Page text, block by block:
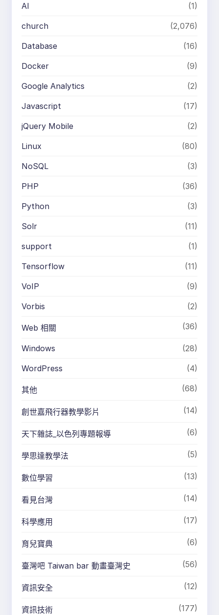
AI (1)
church (2,076)
Database (16)
Docker (9)
Google Analytics (2)
Javascript (17)
jQuery Mobile (2)
Linux (80)
NoSQL (3)
PHP (36)
Python (3)
Solr (11)
support (1)
Tensorflow (11)
VoIP (9)
Vorbis (2)
Web 相關 (36)
Windows (28)
WordPress (4)
其他 (68)
創世嘉飛行器教學影片 (14)
天下雜誌_以色列專題報導 (6)
學思達教學法 (5)
數位學習 (13)
看見台灣 (14)
科學應用 (17)
育兒寶典 (6)
臺灣吧 Taiwan bar 動畫臺灣史 (56)
資訊安全 (12)
資訊技術 (177)